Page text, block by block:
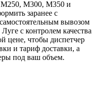
М300, М350 и
заранее с
вывозом
с контролем качества
цене, чтобы диспетчер
и тариф доставки, а
под ваш объем.